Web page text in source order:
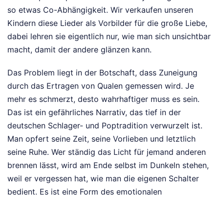
so etwas Co-Abhängigkeit. Wir verkaufen unseren
Kindern diese Lieder als Vorbilder für die große Liebe,
dabei lehren sie eigentlich nur, wie man sich unsichtbar
macht, damit der andere glänzen kann.
Das Problem liegt in der Botschaft, dass Zuneigung
durch das Ertragen von Qualen gemessen wird. Je
mehr es schmerzt, desto wahrhaftiger muss es sein.
Das ist ein gefährliches Narrativ, das tief in der
deutschen Schlager- und Poptradition verwurzelt ist.
Man opfert seine Zeit, seine Vorlieben und letztlich
seine Ruhe. Wer ständig das Licht für jemand anderen
brennen lässt, wird am Ende selbst im Dunkeln stehen,
weil er vergessen hat, wie man die eigenen Schalter
bedient. Es ist eine Form des emotionalen